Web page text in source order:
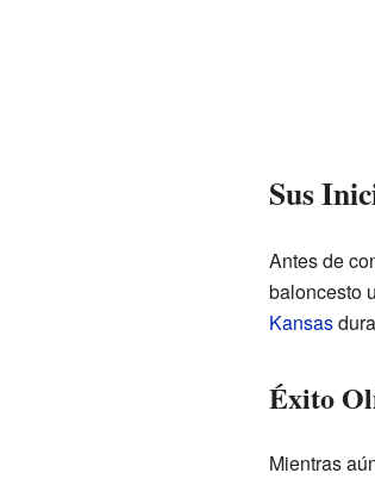
Sus
Antes de
baloncesto
Kansas
Éxito
Mientras